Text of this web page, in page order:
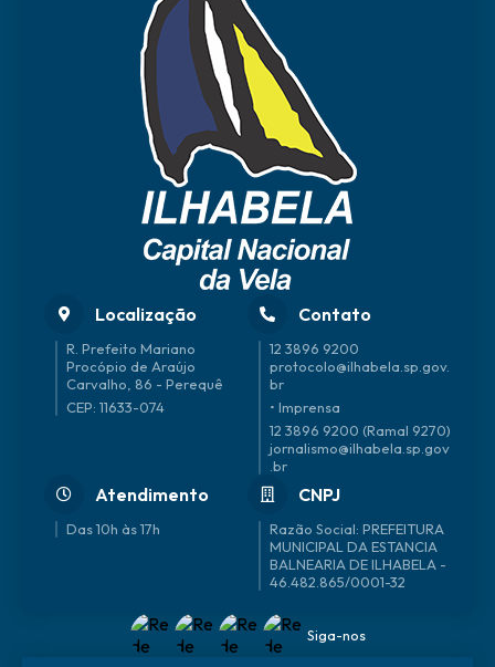
Localização
R. Prefeito Mariano
Procópio de Araújo
Carvalho, 86 - Perequê
CEP: 11633-074
Contato
12 3896 9200
protocolo@ilhabela.sp.gov.
br
• Imprensa
12 3896 9200 (Ramal 9270)
jornalismo@ilhabela.sp.gov
.br
Atendimento
Das 10h às 17h
CNPJ
46.482.865/0001-32
Siga-nos